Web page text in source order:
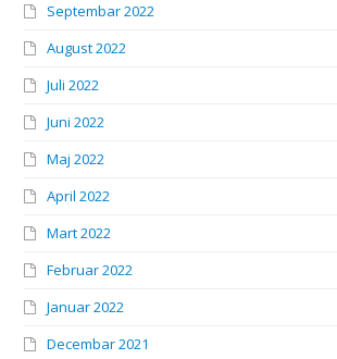
Septembar 2022
August 2022
Juli 2022
Juni 2022
Maj 2022
April 2022
Mart 2022
Februar 2022
Januar 2022
Decembar 2021